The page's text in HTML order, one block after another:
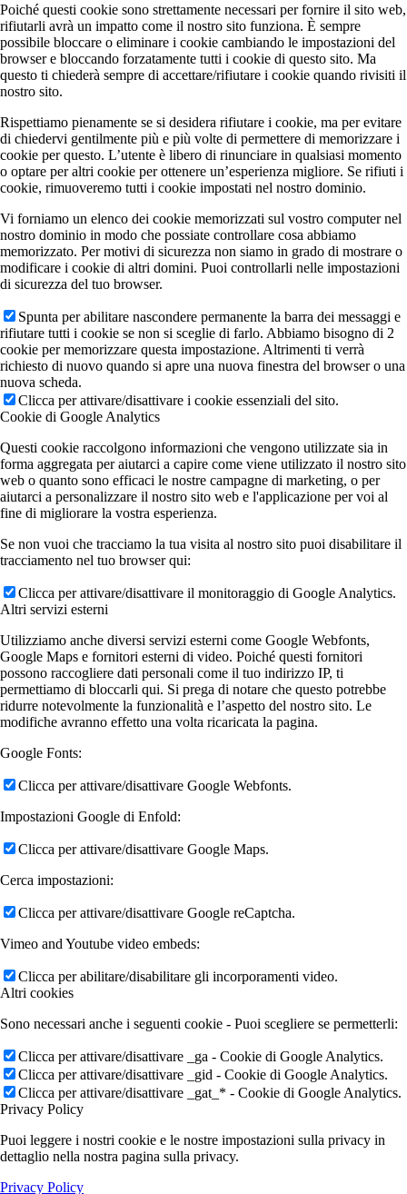
Poiché questi cookie sono strettamente necessari per fornire il sito web,
rifiutarli avrà un impatto come il nostro sito funziona. È sempre
possibile bloccare o eliminare i cookie cambiando le impostazioni del
browser e bloccando forzatamente tutti i cookie di questo sito. Ma
questo ti chiederà sempre di accettare/rifiutare i cookie quando rivisiti il
nostro sito.
Rispettiamo pienamente se si desidera rifiutare i cookie, ma per evitare
di chiedervi gentilmente più e più volte di permettere di memorizzare i
cookie per questo. L’utente è libero di rinunciare in qualsiasi momento
o optare per altri cookie per ottenere un’esperienza migliore. Se rifiuti i
cookie, rimuoveremo tutti i cookie impostati nel nostro dominio.
Vi forniamo un elenco dei cookie memorizzati sul vostro computer nel
nostro dominio in modo che possiate controllare cosa abbiamo
memorizzato. Per motivi di sicurezza non siamo in grado di mostrare o
modificare i cookie di altri domini. Puoi controllarli nelle impostazioni
di sicurezza del tuo browser.
Spunta per abilitare nascondere permanente la barra dei messaggi e
rifiutare tutti i cookie se non si sceglie di farlo. Abbiamo bisogno di 2
cookie per memorizzare questa impostazione. Altrimenti ti verrà
richiesto di nuovo quando si apre una nuova finestra del browser o una
nuova scheda.
Clicca per attivare/disattivare i cookie essenziali del sito.
Cookie di Google Analytics
Questi cookie raccolgono informazioni che vengono utilizzate sia in
forma aggregata per aiutarci a capire come viene utilizzato il nostro sito
web o quanto sono efficaci le nostre campagne di marketing, o per
aiutarci a personalizzare il nostro sito web e l'applicazione per voi al
fine di migliorare la vostra esperienza.
Se non vuoi che tracciamo la tua visita al nostro sito puoi disabilitare il
tracciamento nel tuo browser qui:
Clicca per attivare/disattivare il monitoraggio di Google Analytics.
Altri servizi esterni
Utilizziamo anche diversi servizi esterni come Google Webfonts,
Google Maps e fornitori esterni di video. Poiché questi fornitori
possono raccogliere dati personali come il tuo indirizzo IP, ti
permettiamo di bloccarli qui. Si prega di notare che questo potrebbe
ridurre notevolmente la funzionalità e l’aspetto del nostro sito. Le
modifiche avranno effetto una volta ricaricata la pagina.
Google Fonts:
Clicca per attivare/disattivare Google Webfonts.
Impostazioni Google di Enfold:
Clicca per attivare/disattivare Google Maps.
Cerca impostazioni:
Clicca per attivare/disattivare Google reCaptcha.
Vimeo and Youtube video embeds:
Clicca per abilitare/disabilitare gli incorporamenti video.
Altri cookies
Sono necessari anche i seguenti cookie - Puoi scegliere se permetterli:
Clicca per attivare/disattivare _ga - Cookie di Google Analytics.
Clicca per attivare/disattivare _gid - Cookie di Google Analytics.
Clicca per attivare/disattivare _gat_* - Cookie di Google Analytics.
Privacy Policy
Puoi leggere i nostri cookie e le nostre impostazioni sulla privacy in
dettaglio nella nostra pagina sulla privacy.
Privacy Policy